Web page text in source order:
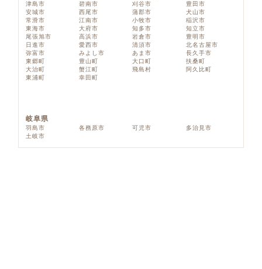
津島市
碧南市 刈谷市
豊田市
安城市
西尾市 蒲郡市
犬山市
常滑市
江南市 小牧市
稲沢市
東海市
大府市 知多市
知立市
尾張旭市
高浜市 岩倉市
豊明市
日進市
愛西市 清須市
北名古屋市
弥富市
みよし市 あま市
長久手市
東郷町
豊山町 大口町
扶桑町
大治町
蟹江町 飛島村
阿久比町
東浦町
幸田町
岐阜県
羽島市 各務原市 可児市
多治見市
土岐市